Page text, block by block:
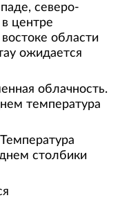
северо-
центре
области
ожидается
облачность.
температура
столбики